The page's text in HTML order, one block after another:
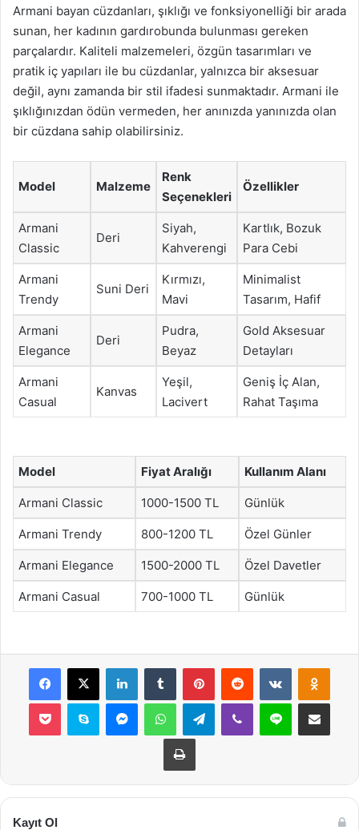
Armani bayan cüzdanları, şıklığı ve fonksiyonelliği bir arada
sunan, her kadının gardırobunda bulunması gereken
parçalardır. Kaliteli malzemeleri, özgün tasarımları ve
pratik iç yapıları ile bu cüzdanlar, yalnızca bir aksesuar
değil, aynı zamanda bir stil ifadesi sunmaktadır. Armani ile
şıklığınızdan ödün vermeden, her anınızda yanınızda olan
bir cüzdana sahip olabilirsiniz.
Model Malzeme
Renk
Seçenekleri
Özellikler
Armani
Classic
Deri
Siyah,
Kahverengi
Kartlık, Bozuk
Para Cebi
Armani
Trendy
Suni Deri
Kırmızı,
Mavi
Minimalist
Tasarım, Hafif
Armani
Elegance
Deri
Pudra,
Beyaz
Gold Aksesuar
Detayları
Armani
Casual
Kanvas
Yeşil,
Lacivert
Geniş İç Alan,
Rahat Taşıma
Model Fiyat Aralığı Kullanım Alanı
Armani Classic 1000-1500 TL Günlük
Armani Trendy 800-1200 TL Özel Günler
Armani Elegance 1500-2000 TL Özel Davetler
Armani Casual 700-1000 TL Günlük
Facebook
X LinkedInTumblr PinterestReddit VKontakte
Pocket Skype MessengerWhatsAppTelegramViber Line E-Posta ile
Yazdır
Kayıt Ol